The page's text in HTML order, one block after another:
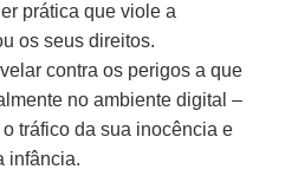
prática que viole a
os seus direitos.
contra os perigos a que
no ambiente digital –
tráfico da sua inocência e
infância.